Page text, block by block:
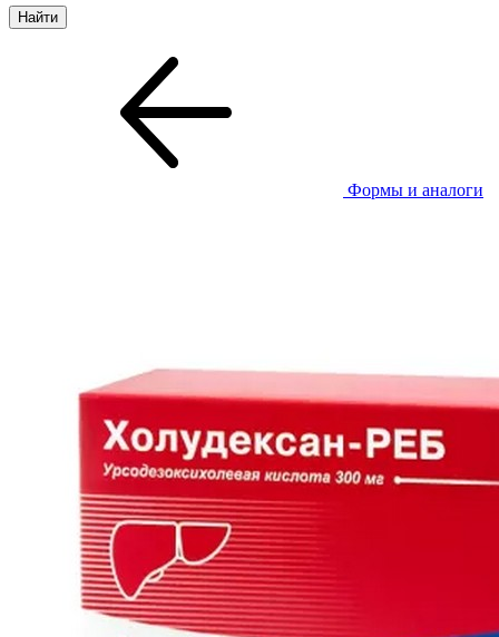
Формы и аналоги